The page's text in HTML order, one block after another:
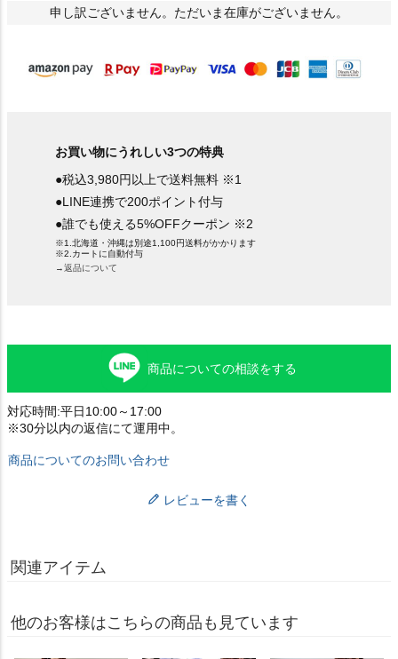
)
申し訳ございません。ただいま在庫がございません。
お買い物にうれしい3つの特典
●税込3,980円以上で送料無料 ※1
●LINE連携で200ポイント付与
●誰でも使える5%OFFクーポン ※2
※1.北海道・沖縄は別途1,100円送料がかかります
※2.カートに自動付与
→返品について
商品についての相談をする
対応時間:平日10:00～17:00
※30分以内の返信にて運用中。
商品についてのお問い合わせ
レビューを書く
関連アイテム
他のお客様はこちらの商品も見ています